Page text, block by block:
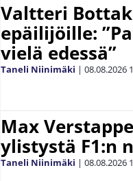
Valtteri
epäilijöille:
vielä edessä”
Taneli Niinimäki | 08.08.2026
Max
ylistystä F1:n
Taneli Niinimäki | 08.08.2026